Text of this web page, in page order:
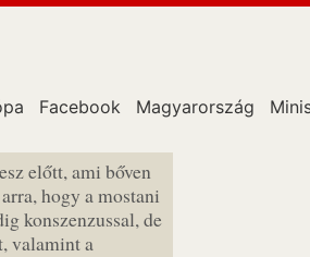
Facebook Magyarország
előtt, ami bőven
hogy a mostani
konszenzussal, de
valamint a